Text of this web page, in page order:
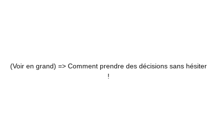
(Voir en grand) => Comment prendre des décisions sans hésiter
!